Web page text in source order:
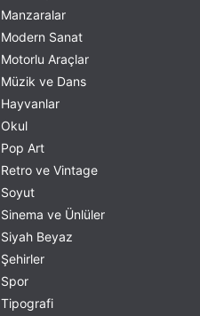
Manzaralar
Modern Sanat
Motorlu Araçlar
Müzik ve Dans
Hayvanlar
Okul
Pop Art
Retro ve Vintage
Soyut
Sinema ve Ünlüler
Siyah Beyaz
Şehirler
Spor
Tipografi